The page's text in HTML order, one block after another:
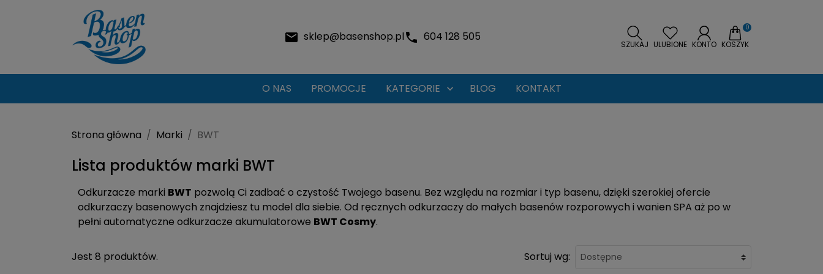
sklep@basenshop.pl 604 128 505
SZUKAJ ULUBIONE KONTO KOSZYK
0
O NAS PROMOCJE KATEGORIE  BLOG KONTAKT
Strona główna Marki BWT
Lista produktów marki BWT
Odkurzacze marki BWT pozwolą Ci zadbać o czystość Twojego basenu. Bez względu na rozmiar i typ basenu, dzięki szerokiej ofercie
odkurzaczy basenowych znajdziesz tu model dla siebie. Od ręcznych odkurzaczy do małych basenów rozporowych i wanien SPA aż po w
pełni automatyczne odkurzacze akumulatorowe BWT Cosmy.
Jest 8 produktów. Sortuj wg: